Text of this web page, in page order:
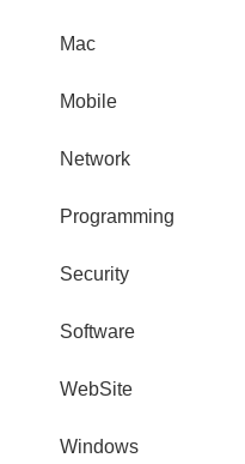
Mac
Mobile
Network
Programming
Security
Software
WebSite
Windows